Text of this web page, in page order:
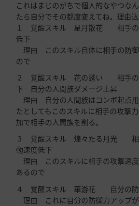
これはまじのがちで個人的なやつな
たら自分でその都度変えてね。理由込
１ 覚醒スキル 星月散花 相手の
低下
理由 このスキル自体に相手の防御
ので
２ 覚醒スキル 花の誘い 相手の
下 自分の人間族ダメージ上昇
理由 自分の人間族はコンボ起点用
たとしてもこのスキルに相手の攻撃
加で相手の人間族を削る。
３ 覚醒スキル 煌々たる月光 相
動速度低下
理由 このスキルに相手の攻撃速
あるので
４ 覚醒スキル 華游花 自分の防
理由 これに自分の防御力アップ